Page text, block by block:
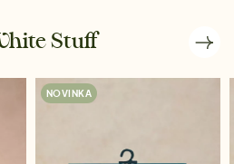
Stuff
NOVINKA